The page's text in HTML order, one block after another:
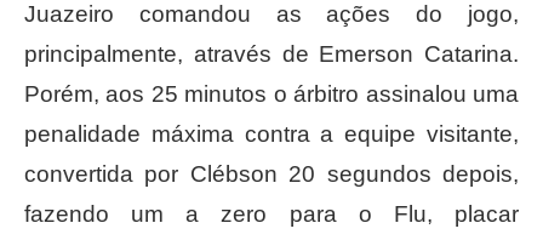
Juazeiro comandou as ações do jogo,
principalmente, através de Emerson Catarina.
Porém, aos 25 minutos o árbitro assinalou uma
penalidade máxima contra a equipe visitante,
convertida por Clébson 20 segundos depois,
fazendo um a zero para o Flu, placar